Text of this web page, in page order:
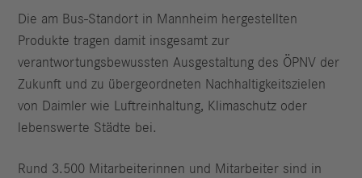
Die am Bus-Standort in Mannheim hergestellten
Produkte tragen damit insgesamt zur
verantwortungsbewussten Ausgestaltung des ÖPNV der
Zukunft und zu übergeordneten Nachhaltigkeitszielen
von Daimler wie Luftreinhaltung, Klimaschutz oder
lebenswerte Städte bei.
Rund 3.500 Mitarbeiterinnen und Mitarbeiter sind in